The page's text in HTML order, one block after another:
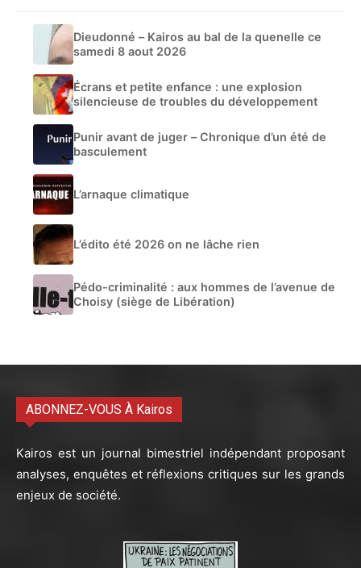
Dieudonné – Kairos au bal de la quenelle ce
samedi 8 aout 2026
Écrans et petite enfance : une explosion
silencieuse de troubles du développement
Punir avant de juger – Chronique d’un été de
basculement
L’arnaque climatique
L’édito été 2026 on ne lâche rien
Pédo-criminalité : aux hommes de l’avenue de
Choisy (siège de Libération)
ABONNEZ-VOUS À Kairos
Kairos est un journal bimestriel indépendant proposant
analyses, enquêtes et réflexions critiques sur les grands
enjeux de société.